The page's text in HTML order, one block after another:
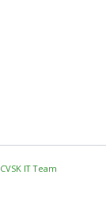
CVSK IT Team